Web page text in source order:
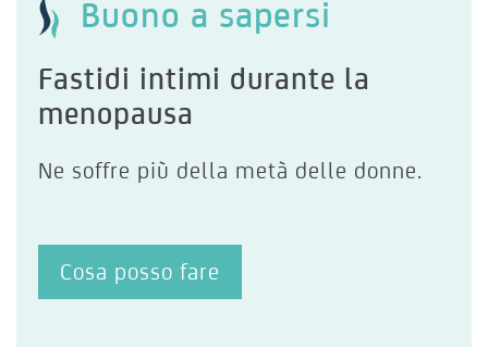
Buono a sapersi
Fastidi intimi durante la
menopausa
Ne soffre più della metà delle donne.
Cosa posso fare